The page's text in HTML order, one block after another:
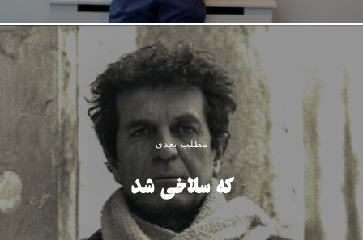
مطلب بعدی
که سلاخی شد